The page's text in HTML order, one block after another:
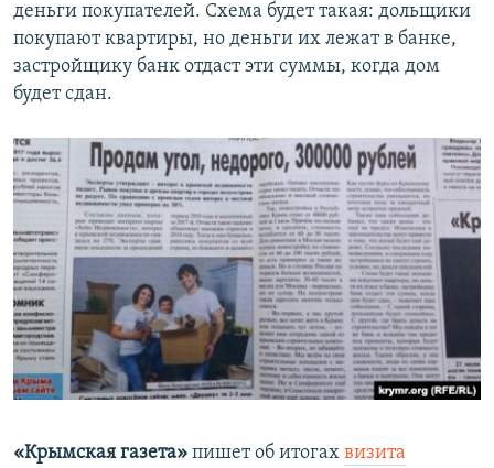
деньги покупателей. Схема будет такая: дольщики
покупают квартиры, но деньги их лежат в банке,
застройщику банк отдаст эти суммы, когда дом
будет сдан.
«Крымская газета» пишет об итогах визита